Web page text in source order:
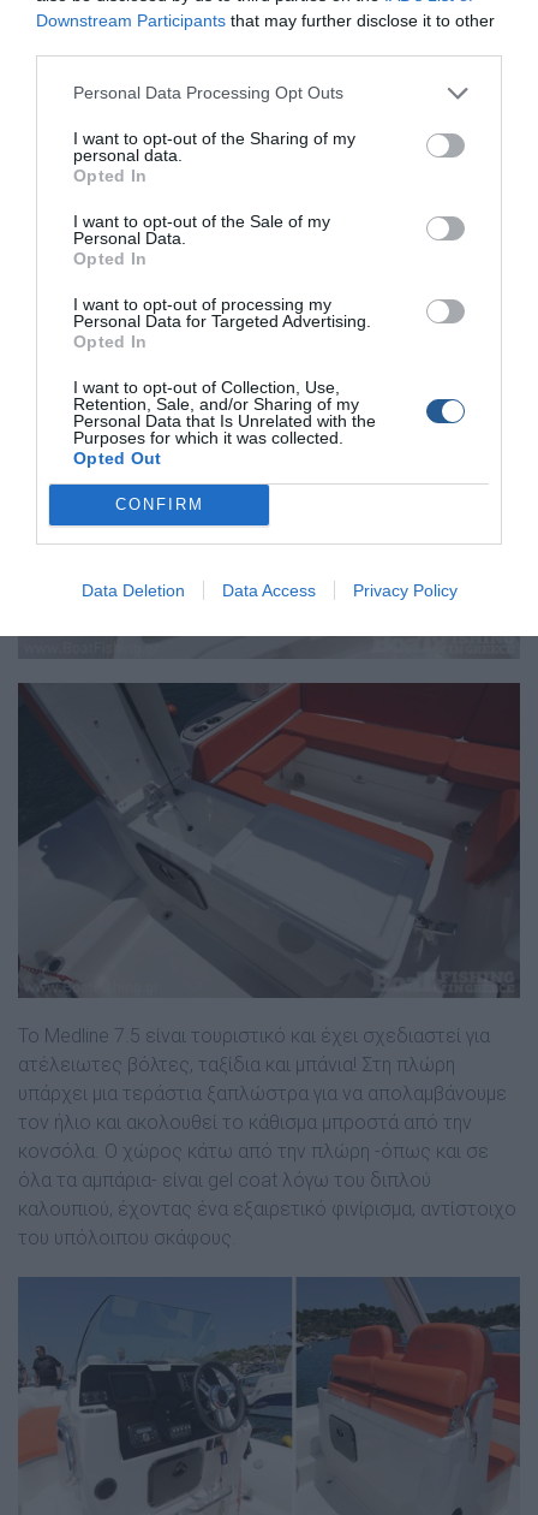
Downstream Participants that may further disclose it to other
Personal Data Processing Opt Outs
I want to opt-out of the Sharing of my
personal data.
Opted In
I want to opt-out of the Sale of my
Personal Data.
Opted In
I want to opt-out of processing my
Personal Data for Targeted Advertising.
Opted In
I want to opt-out of Collection, Use,
Retention, Sale, and/or Sharing of my
Personal Data that Is Unrelated with the
Purposes for which it was collected.
Opted Out
CONFIRM
Data Deletion Data Access Privacy Policy
ετήσιος καθαρισµός του. Το πιο σηµαντικό όµως για τη
σκάφος, αφού οι πολυεστέρες έχουν πολύ µεγαλύτερο
χρόνο ζωής. Αυτό είναι χρήσιµο και για όσους συνηθίζουν
να αφήνουν το σκάφος στο λιµάνι ή σαν tender πάνω σε
κάποιο yacht, όπου οι αεροθάλαµοι συνήθως καίγονται
από τον ήλιο και το RIB καταστρέφεται. Μάλιστα η
Zodiac έχει πατεντάρει τον προσθαφαιρούµενο
αποκλειστικότητα.
Το Medline 7.5 είναι τουριστικό και έχει σχεδιαστεί για
ατέλειωτες βόλτες, ταξίδια και µπάνια! Στη πλώρη
υπάρχει µια τεράστια ξαπλώστρα για να απολαµβάνουµε
τον ήλιο και ακολουθεί το κάθισµα µπροστά από την
κονσόλα. Ο χώρος κάτω από την πλώρη -όπως και σε
όλα τα αµπάρια- είναι gel coat λόγω του διπλού
καλουπιού, έχοντας ένα εξαιρετικό φινίρισµα, αντίστοιχο
του υπόλοιπου σκάφους.